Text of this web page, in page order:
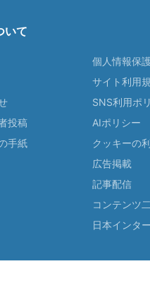
いて
投稿
手紙
個人情報保
サイト利用
SNS利用ポ
AIポリシー
クッキーの
広告掲載
記事配信
コンテンツ
日本インタ